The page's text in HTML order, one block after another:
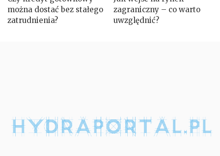
można dostać bez stałego
zatrudnienia?
zagraniczny – co warto
uwzględnić?